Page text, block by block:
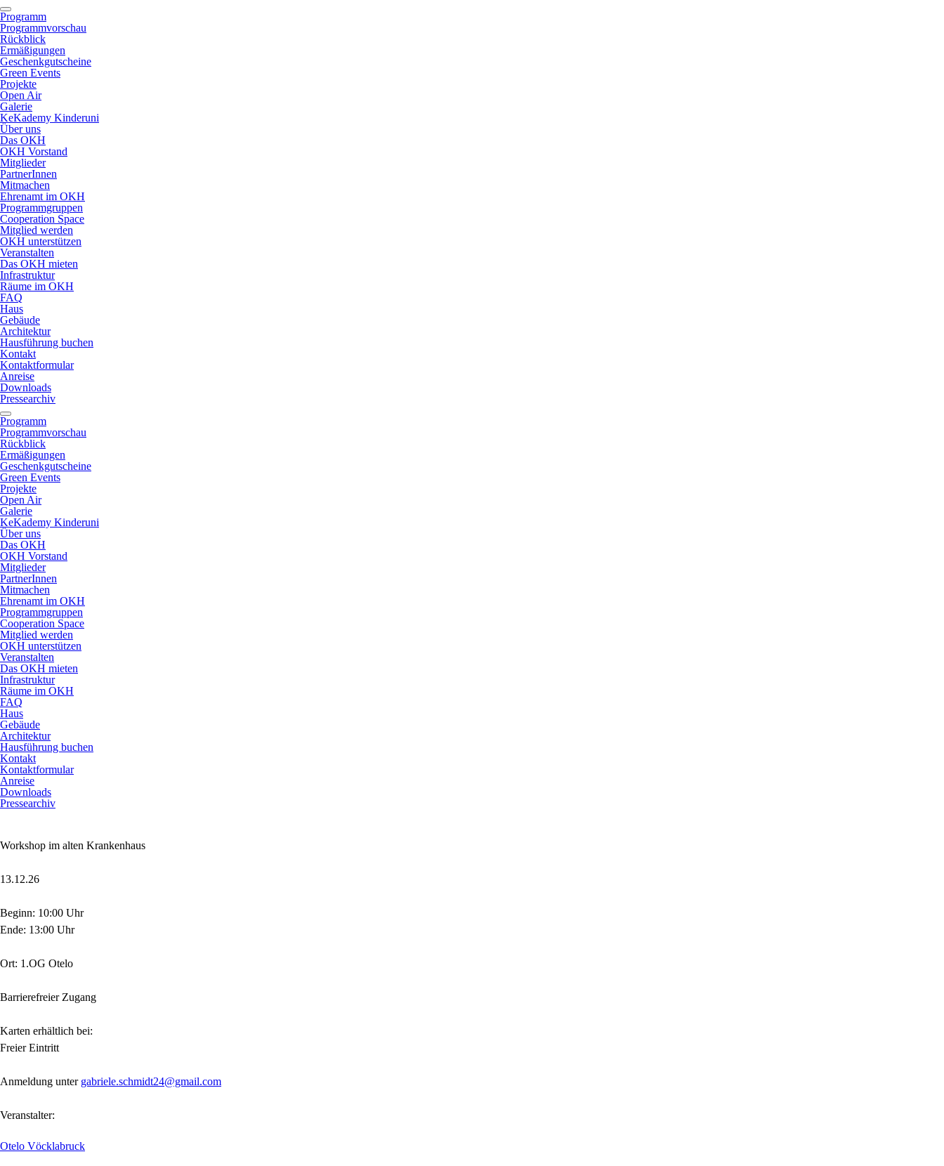
Programm
Programmvorschau
Rückblick
Ermäßigungen
Geschenkgutscheine
Green Events
Projekte
Open Air
Galerie
KeKademy Kinderuni
Über uns
Das OKH
OKH Vorstand
Mitglieder
PartnerInnen
Mitmachen
Ehrenamt im OKH
Programmgruppen
Cooperation Space
Mitglied werden
OKH unterstützen
Veranstalten
Das OKH mieten
Infrastruktur
Räume im OKH
FAQ
Haus
Gebäude
Architektur
Hausführung buchen
Kontakt
Kontaktformular
Anreise
Downloads
Pressearchiv
Programm
Programmvorschau
Rückblick
Ermäßigungen
Geschenkgutscheine
Green Events
Projekte
Open Air
Galerie
KeKademy Kinderuni
Über uns
Das OKH
OKH Vorstand
Mitglieder
PartnerInnen
Mitmachen
Ehrenamt im OKH
Programmgruppen
Cooperation Space
Mitglied werden
OKH unterstützen
Veranstalten
Das OKH mieten
Infrastruktur
Räume im OKH
FAQ
Haus
Gebäude
Architektur
Hausführung buchen
Kontakt
Kontaktformular
Anreise
Downloads
Pressearchiv
Workshop im alten Krankenhaus
13.12.26
Beginn: 10:00 Uhr
Ende: 13:00 Uhr
Ort: 1.OG Otelo
Barrierefreier Zugang
Karten erhältlich bei:
Freier Eintritt
Anmeldung unter gabriele.schmidt24@gmail.com
Veranstalter:
Otelo Vöcklabruck